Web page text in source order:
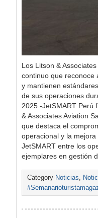
Los Litson &
continuo que reconoce
y mantienen
de sus operaciones
2025.-JetSMART Perú
& Associates Aviation
que destaca el
operacional y la
JetSMART entre los
ejemplares en gestión
Category Noticias,